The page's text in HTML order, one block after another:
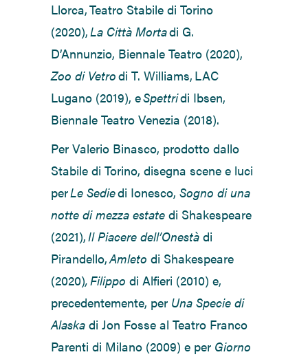
Llorca, Teatro Stabile di Torino
(2020),La Città Mortadi G.
D’Annunzio, Biennale Teatro (2020),
Zoo di Vetrodi T. Williams, LAC
Lugano (2019), eSpettridi Ibsen,
Biennale Teatro Venezia (2018).
Per Valerio Binasco, prodotto dallo
Stabile di Torino, disegna scene e luci
perLe Sediedi Ionesco, Sogno di una
notte di mezza estate di Shakespeare
(2021),Il Piacere dell’Onestà di
Pirandello,Amleto di Shakespeare
(2020), Filippo di Alfieri (2010) e,
precedentemente, per Una Specie di
Alaska di Jon Fosse al Teatro Franco
Parenti di Milano (2009) e per Giorno